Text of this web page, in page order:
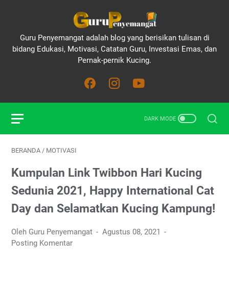
Guru Penyemangat adalah blog yang berisikan tulisan di
bidang Edukasi, Motivasi, Catatan Guru, Investasi Emas, dan
Pernak-pernik Kucing.
BERANDA / MOTIVASI
Kumpulan Link Twibbon Hari Kucing
Sedunia 2021, Happy International Cat
Day dan Selamatkan Kucing Kampung!
Oleh Guru Penyemangat
Agustus 08, 2021
Posting Komentar